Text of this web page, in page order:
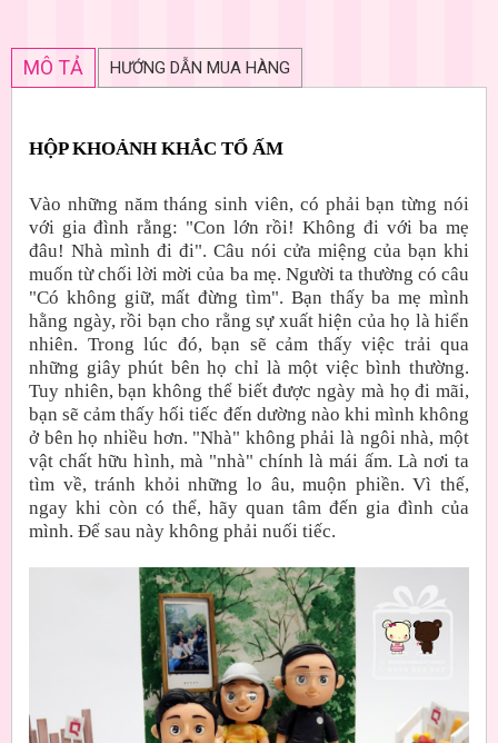
MÔ TẢ HƯỚNG DẪN MUA HÀNG
HỘP KHOẢNH KHẮC TỔ ẤM
Vào những năm tháng sinh viên, có phải bạn từng nói
với gia đình rằng: "Con lớn rồi! Không đi với ba mẹ
đâu! Nhà mình đi đi". Câu nói cửa miệng của bạn khi
muốn từ chối lời mời của ba mẹ. Người ta thường có câu
"Có không giữ, mất đừng tìm". Bạn thấy ba mẹ mình
hằng ngày, rồi bạn cho rằng sự xuất hiện của họ là hiển
nhiên. Trong lúc đó, bạn sẽ cảm thấy việc trải qua
những giây phút bên họ chỉ là một việc bình thường.
Tuy nhiên, bạn không thể biết được ngày mà họ đi mãi,
bạn sẽ cảm thấy hối tiếc đến dường nào khi mình không
ở bên họ nhiều hơn. "Nhà" không phải là ngôi nhà, một
vật chất hữu hình, mà "nhà" chính là mái ấm. Là nơi ta
tìm về, tránh khỏi những lo âu, muộn phiền. Vì thế,
ngay khi còn có thể, hãy quan tâm đến gia đình của
mình. Để sau này không phải nuối tiếc.